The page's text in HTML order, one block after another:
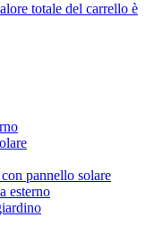
totale del carrello è
pannello solare
esterno